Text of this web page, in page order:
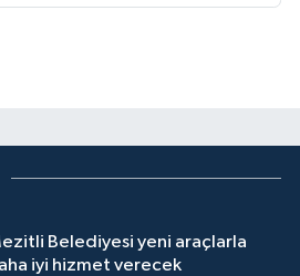
Belediyesi yeni araçlarla
iyi hizmet verecek